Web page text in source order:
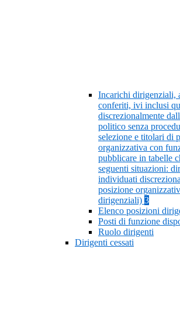
Incarichi dirigenziali,
conferiti, ivi inclusi
discrezionalmente
politico senza
selezione e titolari di
organizzativa con
pubblicare in tabelle
seguenti situazioni:
individuati
posizione
dirigenziali) 3
Elenco posizioni
Posti di funzione
Ruolo dirigenti
Dirigenti cessati